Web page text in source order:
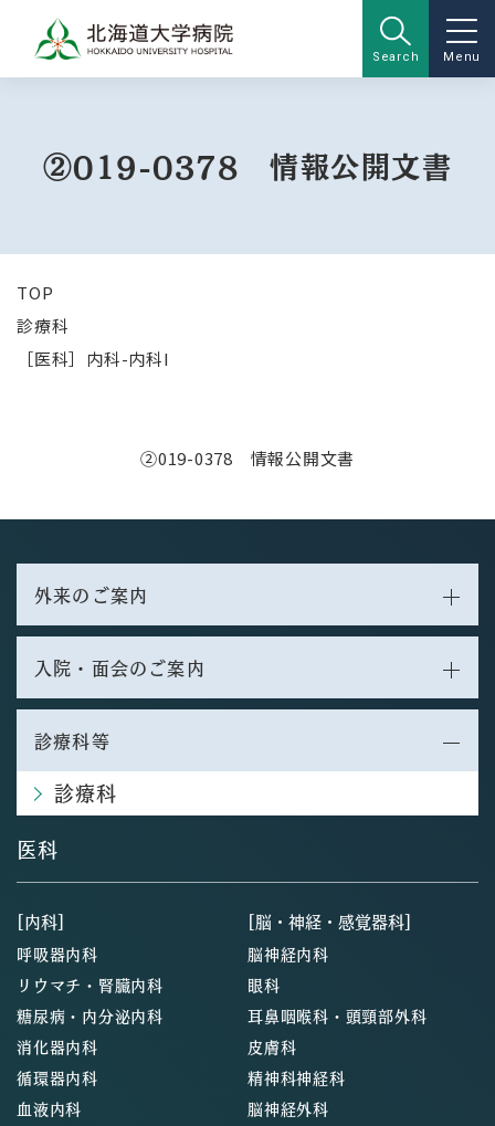
Search Menu
②019-0378 情報公開文書
TOP
診療科
［医科］内科-内科I
②019-0378 情報公開文書
外来のご案内
入院・面会のご案内
診療科等
診療科
医科
[内科]
呼吸器内科
リウマチ・腎臓内科
糖尿病・内分泌内科
消化器内科
循環器内科
血液内科
[脳・神経・感覚器科]
脳神経内科
眼科
耳鼻咽喉科・頭頸部外科
皮膚科
精神科神経科
脳神経外科